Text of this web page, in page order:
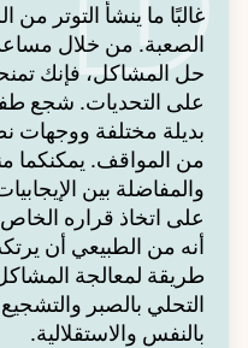
غالبًا ما ينشأ التوتر
الصعبة. من خلال
حل المشاكل، فإنك
على التحديات. شجع
بديلة مختلفة ووجهات
من المواقف. يمكنكما
والمفاضلة بين
على اتخاذ قراره
أنه من الطبيعي أن
طريقة لمعالجة
التحلي بالصبر
بالنفس والاستقلالية.